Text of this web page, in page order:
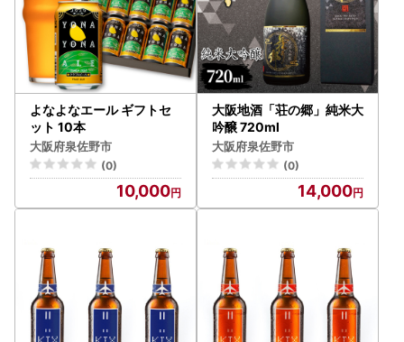
よなよなエール ギフトセ
ット 10本
大阪府泉佐野市
(0)
10,000
大阪地酒「荘の郷」純米大
吟醸 720ml
大阪府泉佐野市
(0)
14,000